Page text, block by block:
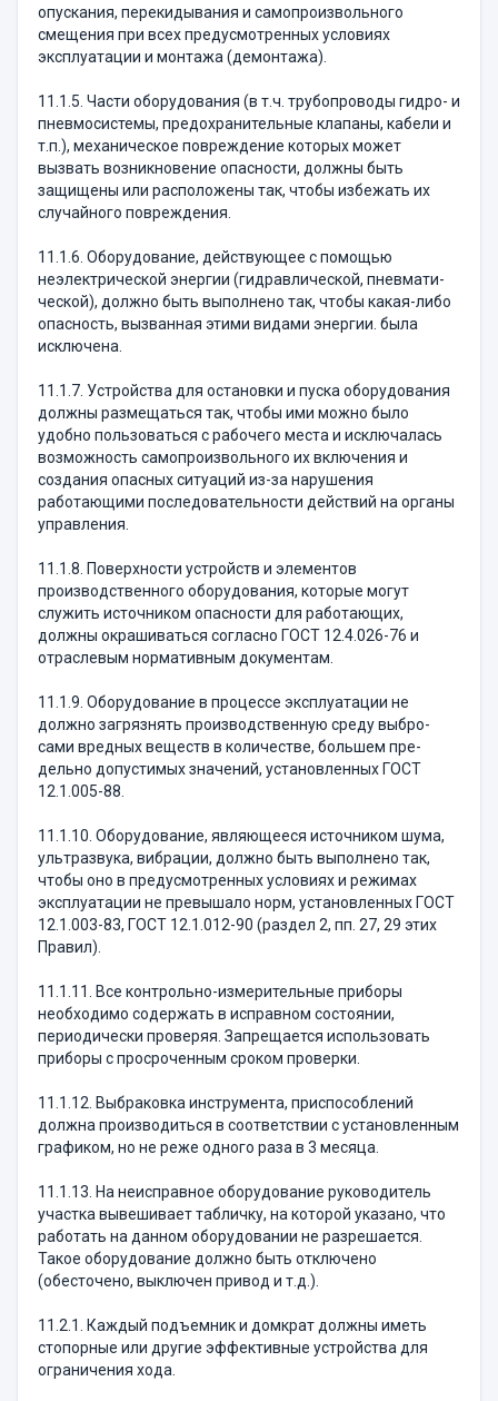
опускания, перекидывания и самопроизвольно­го
смещения при всех предусмотренных условиях
эксплуатации и монтажа (демонтажа).
11.1.5. Части оборудования (в т.ч. трубопроводы гидро- и
пневмосистемы, предохранительные клапа­ны, кабели и
т.п.), механическое повреждение кото­рых может
вызвать возникновение опасности, должны быть
защищены или расположены так, чтобы избежать их
случайного повреждения.
11.1.6. Оборудование, действующее с помощью
неэлектрической энергии (гидравлической, пневмати­
ческой), должно быть выполнено так, чтобы какая-либо
опасность, вызванная этими видами энергии. была
исключена.
11.1.7. Устройства для остановки и пуска обору­дования
должны размещаться так, чтобы ими можно было
удобно пользоваться с рабочего места и исклю­чалась
возможность самопроизвольного их включе­ния и
создания опасных ситуаций из-за нарушения
работающими последовательности действий на орга­ны
управления.
11.1.8. Поверхности устройств и элементов
производственного оборудования, которые могут
служить источником опасности для работающих,
должны ок­ра­ши­ваться согласно ГОСТ 12.4.026-76 и
отрасле­вым нормативным документам.
11.1.9. Оборудование в процессе эксплуатации не
должно загрязнять производственную среду выбро­
сами вредных веществ в количестве, большем пре­
дельно допустимых значений, установленных ГОСТ
12.1.005-88.
11.1.10. Оборудование, являющееся источником шу­ма,
ультразвука, вибрации, должно быть выполнено так,
чтобы оно в предусмотренных условиях и режимах
эксплуатации не превышало норм, установ­ленных ГОСТ
12.1.003-83, ГОСТ 12.1.012-90 (раздел 2, пп. 27, 29 этих
Правил).
11.1.11. Все контрольно-измерительные приборы
необходимо содержать в исправном состоянии,
периодически проверяя. Запрещается использовать
при­боры с просроченным сроком проверки.
11.1.12. Выбраковка инструмента, приспособлений
должна производиться в соответствии с установлен­ным
графиком, но не реже одного раза в 3 месяца.
11.1.13. На неисправное оборудование руководи­тель
участка вывешивает табличку, на которой ука­зано, что
работать на данном оборудовании не разре­шается.
Такое оборудование должно быть отключено
(обесточено, выключен привод и т.д.).
11.2.1. Каждый подъемник и домкрат должны иметь
стопорные или другие эффективные устройства для
ограничения хода.